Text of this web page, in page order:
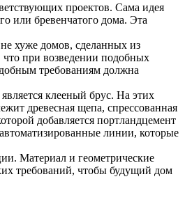
проектов. Сама идея
или бревенчатого дома. Эта
хуже домов, сделанных из
что при возведении подобных
требованиям должна
клееный брус. На этих
древесная щепа, спрессованная
добавляется портландцемент
линии, которые
Материал и геометрические
требований, чтобы будущий дом